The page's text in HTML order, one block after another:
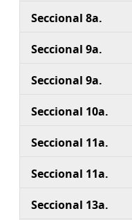
Seccional 8a.
Seccional 9a.
Seccional 9a.
Seccional 10a.
Seccional 11a.
Seccional 11a.
Seccional 13a.